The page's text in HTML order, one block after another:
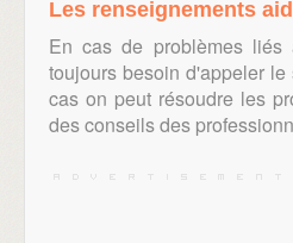
Les renseignements
En cas de problèmes
toujours besoin d'appeler
cas on peut résoudre les
des conseils des